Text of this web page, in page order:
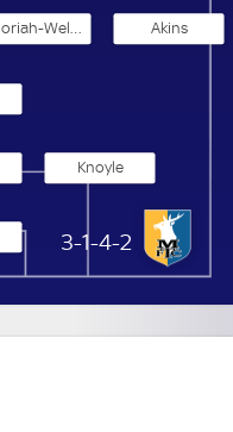
Mansfield Town
3-1-4-2
Knoyle
Akins
Moriah-Welsh